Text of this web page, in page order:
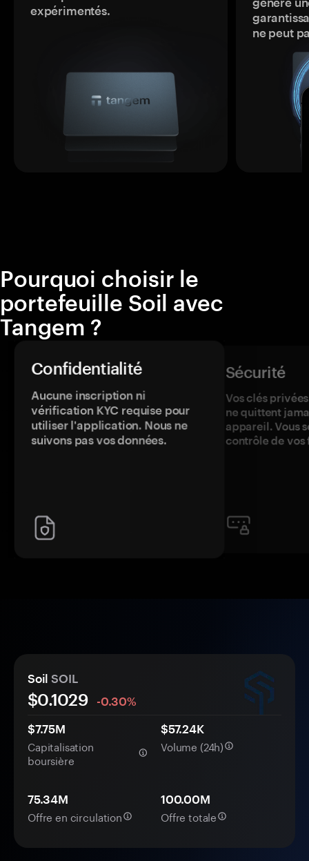
expérimentés.
ne peut
Pourquoi choisir le
portefeuille Soil avec
Tangem ?
Confidentialité
Aucune inscription ni
vérification KYC requise pour
utiliser l'application. Nous ne
suivons pas vos données.
Sécurité
Vos clés
ne quittent
appareil. Vous
contrôle de vos
Soil SOIL
$0.1029
-0.30%
$7.75M
Capitalisation
boursière
$57.24K
Volume (24h)
75.34M
Offre en circulation
100.00M
Offre totale